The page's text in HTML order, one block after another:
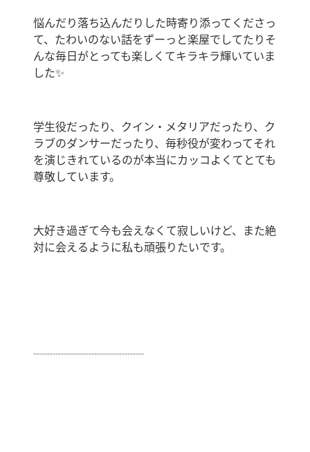
悩んだり落ち込んだりした時寄り添ってくださっ
て、たわいのない話をずーっと楽屋でしてたりそ
んな毎日がとっても楽しくてキラキラ輝いていま
した✨️
学生役だったり、クイン・メタリアだったり、ク
ラブのダンサーだったり、毎秒役が変わってそれ
を演じきれているのが本当にカッコよくてとても
尊敬しています。
大好き過ぎて今も会えなくて寂しいけど、また絶
対に会えるように私も頑張りたいです。
┈┈┈┈┈┈┈┈┈┈